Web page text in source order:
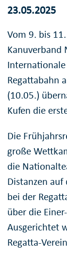
23.05.2025
Vom 9. bis
Kanuverband
Regattabahn
(10.05.)
Kufen die
Die
große
die
Distanzen
bei der
über die
Ausgerichtet
Regatta-